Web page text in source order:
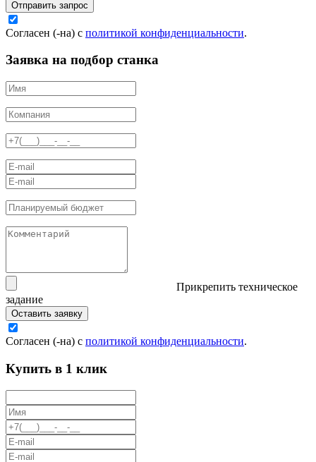
Отправить запрос
Согласен (-на) с политикой конфиденциальности.
Заявка на подбор станка
Прикрепить техническое
задание
Оставить заявку
Согласен (-на) с политикой конфиденциальности.
Купить в 1 клик